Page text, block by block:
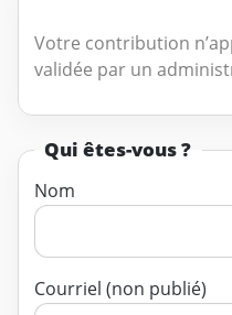
Votre contribution
validée par un
Qui êtes-vous ?
Nom
Courriel (non publié)